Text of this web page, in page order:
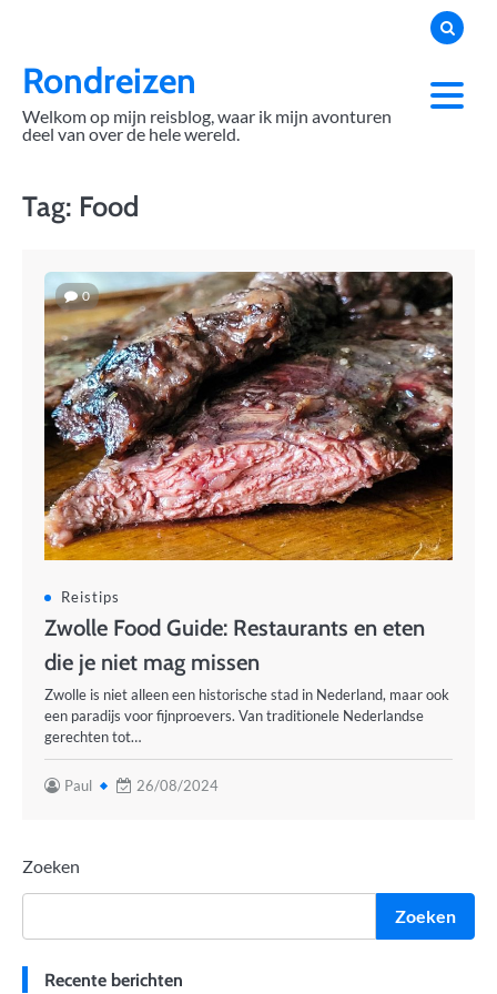
contentRondreizen
Welkom op mijn reisblog, waar ik mijn avonturen
deel van over de hele wereld.
Tag: Food
0
Reistips
Zwolle Food Guide: Restaurants en eten
die je niet mag missen
Zwolle is niet alleen een historische stad in Nederland, maar ook
een paradijs voor fijnproevers. Van traditionele Nederlandse
gerechten tot…
Paul 26/08/2024
Zoeken
Zoeken
Recente berichten